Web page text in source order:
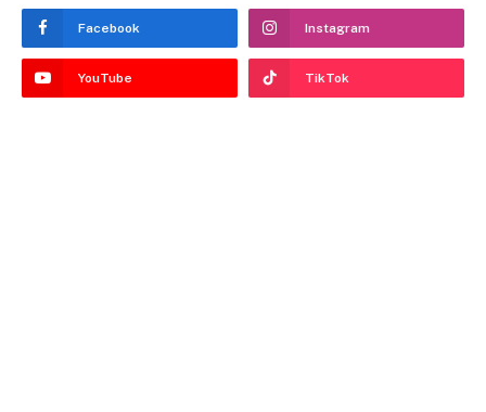
Facebook Instagram
YouTube TikTok